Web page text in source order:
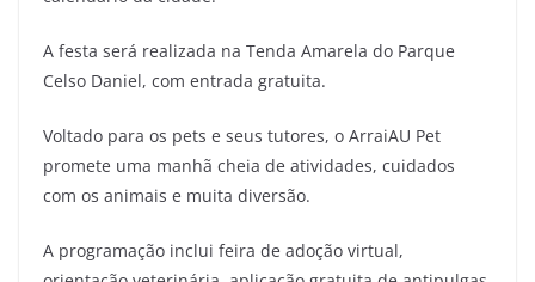
A festa será realizada na Tenda Amarela do Parque
Celso Daniel, com entrada gratuita.
Voltado para os pets e seus tutores, o ArraiAU Pet
promete uma manhã cheia de atividades, cuidados
com os animais e muita diversão.
A programação inclui feira de adoção virtual,